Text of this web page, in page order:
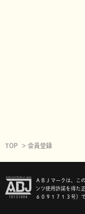
TOP 会員登録
ＡＢＪマークは、こ
ンツ使用許諾を得た
６０９１７１３号）で